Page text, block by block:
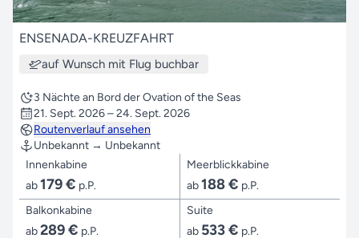
ENSENADA-KREUZFAHRT
auf Wunsch mit Flug buchbar
3 Nächte an Bord der Ovation of the Seas
21. Sept. 2026 – 24. Sept. 2026
Routenverlauf ansehen
Unbekannt → Unbekannt
Innenkabine
ab179 € p.P.
Meerblickkabine
ab188 € p.P.
Balkonkabine
ab289 € p.P.
Suite
ab 533 € p.P.